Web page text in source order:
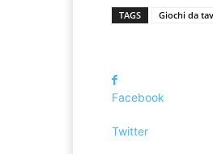
TAGS Giochi da
Facebook
Twitter